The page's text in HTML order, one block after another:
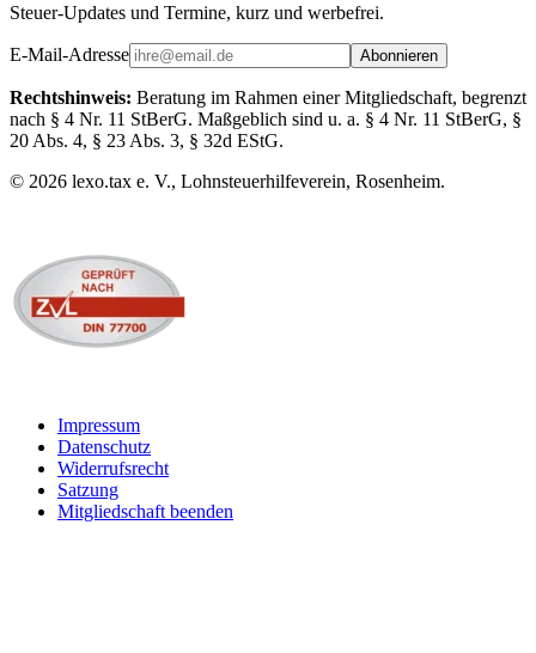
Steuer-Updates und Termine, kurz und werbefrei.
E-Mail-Adresse Abonnieren
Rechtshinweis: Beratung im Rahmen einer Mitgliedschaft, begrenzt
nach § 4 Nr. 11 StBerG. Maßgeblich sind u. a. § 4 Nr. 11 StBerG, §
20 Abs. 4, § 23 Abs. 3, § 32d EStG.
© 2026 lexo.tax e. V., Lohnsteuerhilfeverein, Rosenheim.
Impressum
Datenschutz
Widerrufsrecht
Satzung
Mitgliedschaft beenden